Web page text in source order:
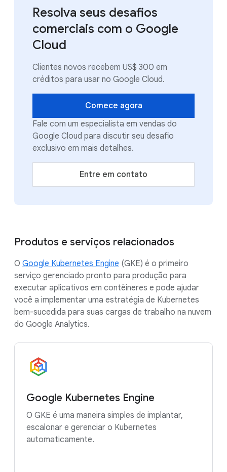
Resolva seus desafios
comerciais com o Google
Cloud
Clientes novos recebem US$ 300 em
créditos para usar no Google Cloud.
Comece agora
Fale com um especialista em vendas do
Google Cloud para discutir seu desafio
exclusivo em mais detalhes.
Entre em contato
Produtos e serviços relacionados
O Google Kubernetes Engine (GKE) é o primeiro
serviço gerenciado pronto para produção para
executar aplicativos em contêineres e pode ajudar
você a implementar uma estratégia de Kubernetes
bem-sucedida para suas cargas de trabalho na nuvem
do Google Analytics.
Google Kubernetes Engine
O GKE é uma maneira simples de implantar,
escalonar e gerenciar o Kubernetes
automaticamente.